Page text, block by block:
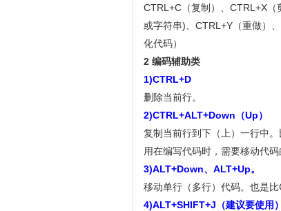
CTRL+C（复制）、CTRL+X
或字符串)、CTRL+Y（重做）
化代码）
2 编码辅助类
1)CTRL+D
删除当前行。
2)CTRL+ALT+Down （Up）
复制当前行到下（上）一行中
用在编写代码时，需要移动代码
3)ALT+Down、 ALT+Up。
移动单行（多行）代码。也是比
4)ALT+SHIFT+J （建议要使用）